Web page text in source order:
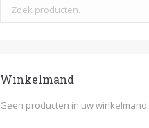
Winkelmand
Geen producten in uw winkelmand.